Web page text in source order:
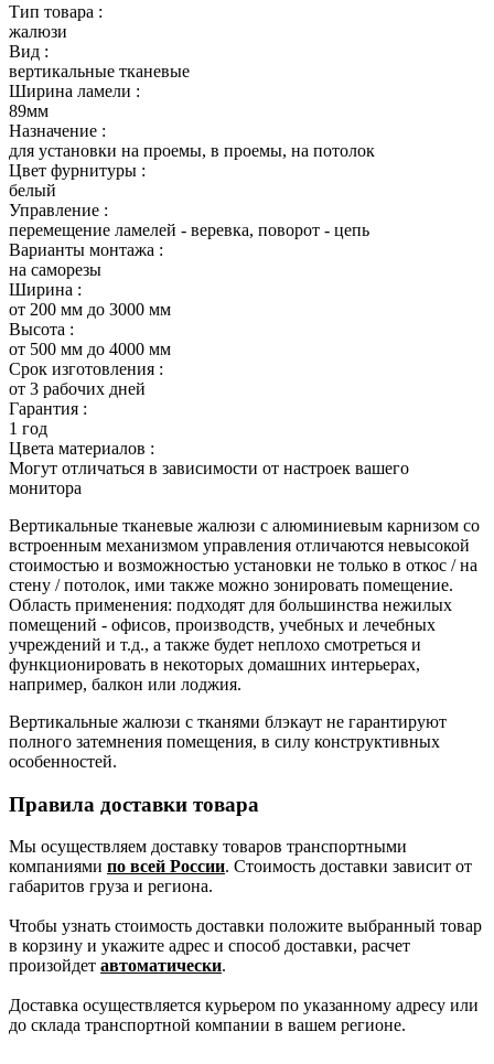
Тип товара :
жалюзи
Вид :
вертикальные тканевые
Ширина ламели :
89мм
Назначение :
для установки на проемы, в проемы, на потолок
Цвет фурнитуры :
белый
Управление :
перемещение ламелей - веревка, поворот - цепь
Варианты монтажа :
на саморезы
Ширина :
от 200 мм до 3000 мм
Высота :
от 500 мм до 4000 мм
Срок изготовления :
от 3 рабочих дней
Гарантия :
1 год
Цвета материалов :
Могут отличаться в зависимости от настроек вашего
монитора
Вертикальные тканевые жалюзи с алюминиевым карнизом со
встроенным механизмом управления отличаются невысокой
стоимостью и возможностью установки не только в откос / на
стену / потолок, ими также можно зонировать помещение.
Область применения: подходят для большинства нежилых
помещений - офисов, производств, учебных и лечебных
учреждений и т.д., а также будет неплохо смотреться и
функционировать в некоторых домашних интерьерах,
например, балкон или лоджия.
Вертикальные жалюзи с тканями блэкаут не гарантируют
полного затемнения помещения, в силу конструктивных
особенностей.
Правила доставки товара
Мы осуществляем доставку товаров транспортными
компаниями по всей России. Стоимость доставки зависит от
габаритов груза и региона.
Чтобы узнать стоимость доставки положите выбранный товар
в корзину и укажите адрес и способ доставки, расчет
произойдет автоматически.
Доставка осуществляется курьером по указанному адресу или
до склада транспортной компании в вашем регионе.